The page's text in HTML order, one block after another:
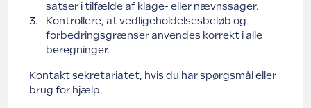
satser i tilfælde af klage- eller nævnssager.
Kontrollere, at vedligeholdelsesbeløb og
forbedringsgrænser anvendes korrekt i alle
beregninger.
Kontakt sekretariatet, hvis du har spørgsmål eller
brug for hjælp.